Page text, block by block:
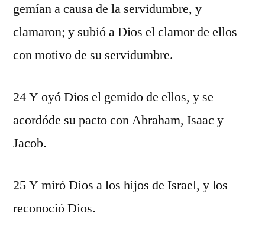
gemían a causa de la servidumbre, y
clamaron; y subió a Dios el clamor de ellos
con motivo de su servidumbre.
24 Y oyó Dios el gemido de ellos, y se
acordóde su pacto con Abraham, Isaac y
Jacob.
25 Y miró Dios a los hijos de Israel, y los
reconoció Dios.